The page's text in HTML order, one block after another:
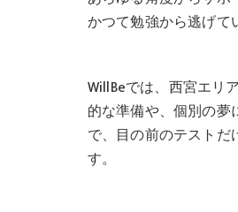
かつて勉強から逃げて
WillBeでは、西宮エリ
的な準備や、個別の
で、目の前のテスト
す。